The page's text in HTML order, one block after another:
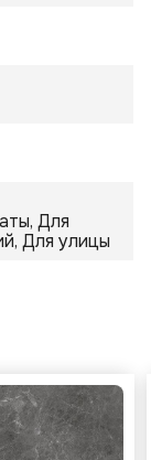
Для
Для улицы